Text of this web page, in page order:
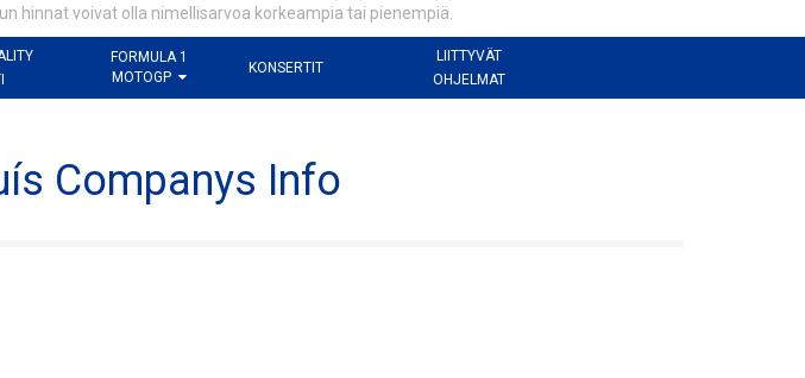
hinnat voivat olla nimellisarvoa korkeampia tai pienempiä.
FORMULA 1
MOTOGP
KONSERTIT
LIITTYVÄT
OHJELMAT
Companys Info